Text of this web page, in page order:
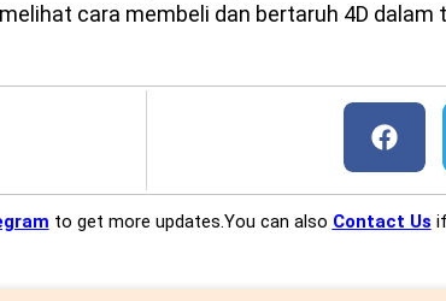
cara membeli dan bertaruh 4D dalam
to get more updates.You can also Contact Us